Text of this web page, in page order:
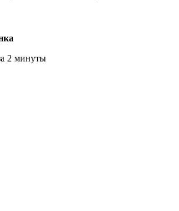
2 минуты